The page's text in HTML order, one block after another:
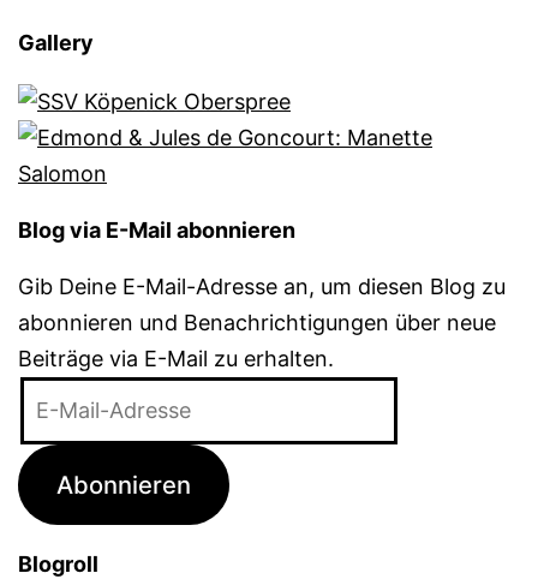
Gallery
Blog via E-Mail abonnieren
Gib Deine E-Mail-Adresse an, um diesen Blog zu
abonnieren und Benachrichtigungen über neue
Beiträge via E-Mail zu erhalten.
Adresse
Abonnieren
Blogroll